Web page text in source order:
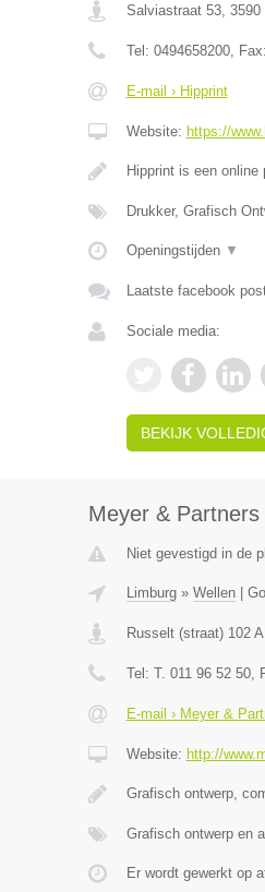
Salviastraat 53, 3590
Tel: 0494658200, Fax:
E-mail › Hipprint
Website: https://
Hipprint is een
Drukker, Grafisch
Openingstijden ▼
Laatste facebook
Sociale media:
BEKIJK
Meyer & Partners
Niet gevestigd in de
Limburg» Wellen|
Russelt (straat) 102 A
Tel: T. 011 96 52 50,
E-mail › Meyer &
Website: http://
Grafisch ontwerp,
Grafisch ontwerp en
Er wordt gewerkt op